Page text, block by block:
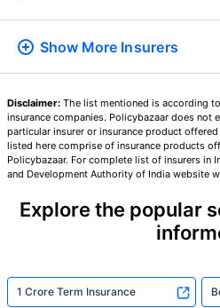
Show More Insurers
Disclaimer: The list mentioned is according
insurance companies. Policybazaar does not
particular insurer or insurance product
listed here comprise of insurance products
Policybazaar. For complete list of insurers in
and Development Authority of India website
Explore the popular
1 Crore Term Insurance
*₹434/నెల 1 కోటి టర్మ్ లైఫ్ ఇన్సూరెన్స్‌కు
వ్యాధులు లేని వ్యక్తికి, 36 సంవత్సరాల వయసు
లైఫ్ ఇన్సూరెన్స్‌కు ప్రారంభ ధర — పొగాకు తాగని,
సంవత్సరాల వయసు వరకు కవరేజ్. . *₹1,376/
ధర — పొగాకు తాగని, ముందే ఉన్న వ్యాధులు లేని